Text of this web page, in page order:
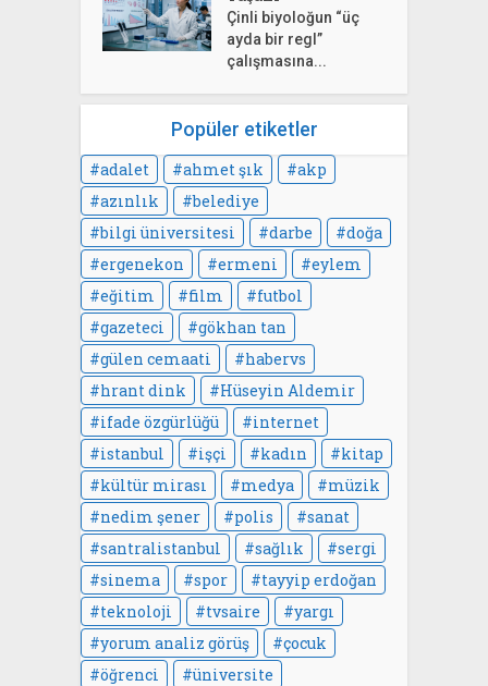
Çinli biyoloğun “üç
ayda bir regl”
çalışmasına...
Popüler etiketler
adalet ahmet şık
akp
azınlık
belediye
bilgi üniversitesi
darbe
doğa
ergenekon
ermeni
eylem
eğitim
film
futbol
gazeteci
gökhan tan
gülen cemaati
habervs
hrant dink
Hüseyin Aldemir
ifade özgürlüğü
internet
istanbul
işçi kadın
kitap
kültür mirası
medya
müzik
nedim şener
polis
sanat
santralistanbul
sağlık
sergi
sinema
spor
tayyip erdoğan
teknoloji
tvsaire
yargı
yorum analiz görüş
çocuk
öğrenci
üniversite